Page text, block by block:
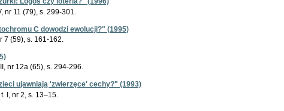
nr 11 (79), s. 299-301.
C dowodzi ewolucji?" (1995)
7 (59), s. 161-162.
nr 12a (65), s. 294-296.
ujawniają 'zwierzęce' cechy?" (1993)
I, nr 2, s. 13–15.